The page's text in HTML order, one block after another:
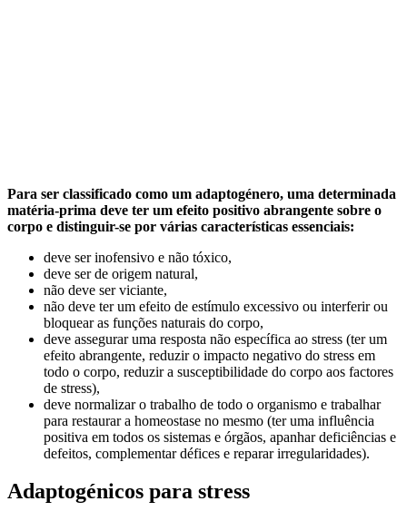
Para ser classificado como um adaptogénero, uma determinada
matéria-prima deve ter um efeito positivo abrangente sobre o
corpo e distinguir-se por várias características essenciais:
deve ser inofensivo e não tóxico,
deve ser de origem natural,
não deve ser viciante,
não deve ter um efeito de estímulo excessivo ou interferir ou
bloquear as funções naturais do corpo,
deve assegurar uma resposta não específica ao stress (ter um
efeito abrangente, reduzir o impacto negativo do stress em
todo o corpo, reduzir a susceptibilidade do corpo aos factores
de stress),
deve normalizar o trabalho de todo o organismo e trabalhar
para restaurar a homeostase no mesmo (ter uma influência
positiva em todos os sistemas e órgãos, apanhar deficiências e
defeitos, complementar défices e reparar irregularidades).
Adaptogénicos para stress